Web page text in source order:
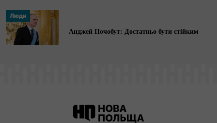
Люди
Анджей Почобут: Достатньо бути стійким